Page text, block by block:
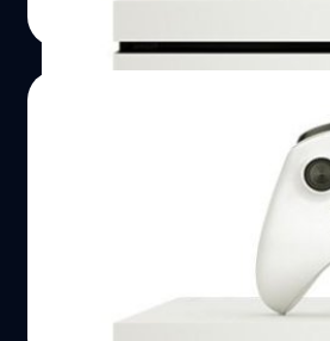
ไมโครซอฟท์ทำคลิปโฆษณ
ขายดีที่สุดในอเมริกา !!
ไมโครซอฟท์ คุย XboxOne ขายดีที่สุ
วงศกร ปฐมชัยวัฒน์| 3577 days ago